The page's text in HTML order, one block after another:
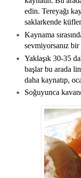
edin. Tereyağı
saklarkende
Kaynama
sevmiyorsanız
Yaklaşık 30-35
başlar bu arada
daha kaynatıp,
Soğuyunca